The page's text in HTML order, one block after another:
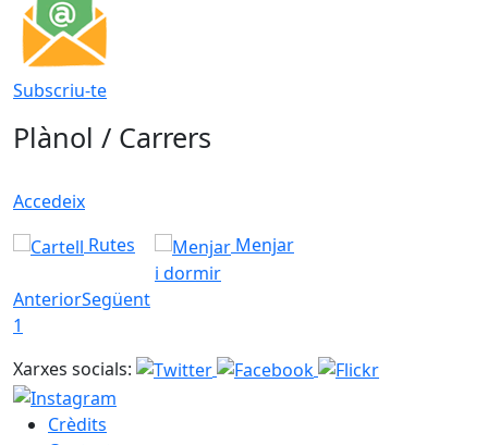
Subscriu-te
Plànol / Carrers
Accedeix
Rutes
Menjar
i dormir
AnteriorSegüent
1
Xarxes socials:
Crèdits